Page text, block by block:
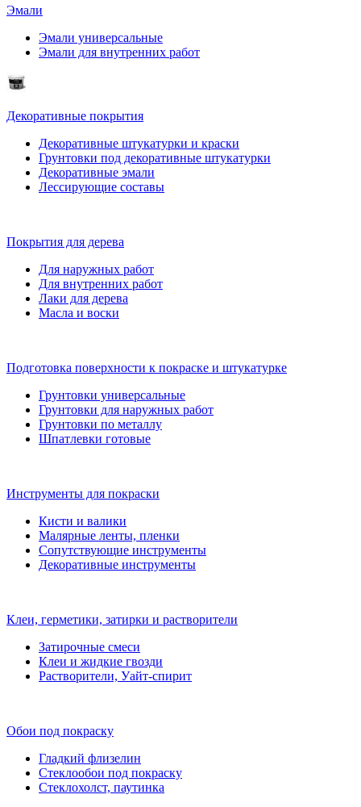
Эмали
Эмали универсальные
Эмали для внутренних работ
Декоративные покрытия
Декоративные штукатурки и краски
Грунтовки под декоративные штукатурки
Декоративные эмали
Лессирующие составы
Покрытия для дерева
Для наружных работ
Для внутренних работ
Лаки для дерева
Масла и воски
Подготовка поверхности к покраске и штукатурке
Грунтовки универсальные
Грунтовки для наружных работ
Грунтовки по металлу
Шпатлевки готовые
Инструменты для покраски
Кисти и валики
Малярные ленты, пленки
Сопутствующие инструменты
Декоративные инструменты
Клеи, герметики, затирки и растворители
Затирочные смеси
Клеи и жидкие гвозди
Растворители, Уайт-спирит
Обои под покраску
Гладкий флизелин
Стеклообои под покраску
Стеклохолст, паутинка